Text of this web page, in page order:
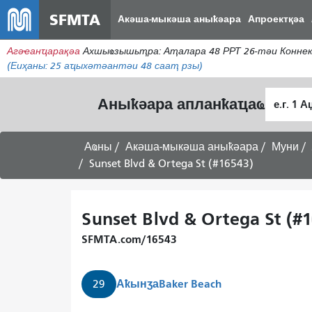
SFMTA Акәша-мыкәша аныҟәара Апроектқәа
Агәҽанҵарақәа Ахшыҩзышьҭра: Аҭалара 48 РРТ 26-тәи
(Еиҳаны: 25 аҵыхәтәантәи 48 сааҭ рзы)
Аныҟәара апланҟаҵаҩҭыԥ
Аҩны Акәша-мыкәша аныҟәара Муни
Sunset Blvd & Ortega St (#16543)
Sunset Blvd & Ortega St
SFMTA.com/16543
29 АҟынӡаBaker Beach